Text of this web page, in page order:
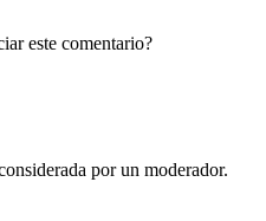
este comentario?
por un moderador.